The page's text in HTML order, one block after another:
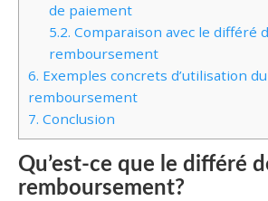
de paiement
5.2. Comparaison avec le différé
remboursement
6. Exemples concrets d’utilisation
remboursement
7. Conclusion
Qu’est-ce que le différé
remboursement?